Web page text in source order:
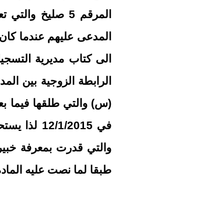
المرقم 5 صليخ
المدعى عليهم عندما
الرابطة الزوجية بين
(س) والتي طلقها فيما
طبقا لما نصت عليه المادة 140/اولا من قانون الاثبات ,لذا قرر تصديق الحكم